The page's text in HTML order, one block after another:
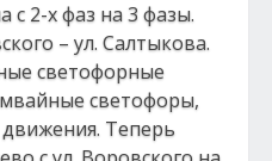
с 2-х фаз на 3 фазы.
– ул. Салтыкова.
светофорные
светофоры,
Теперь